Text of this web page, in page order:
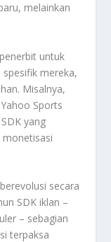
melainkan
untuk
spesifik mereka,
Misalnya,
Sports
yang
monetisasi
secara
SDK iklan –
– sebagian
terpaksa